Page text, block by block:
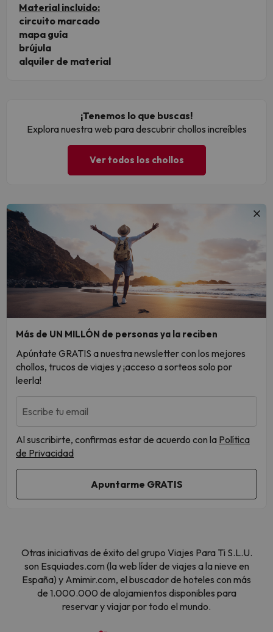
Material incluido:
circuito marcado
mapa guía
brújula
alquiler de material
¡Tenemos lo que buscas!
Explora nuestra web para descubrir chollos increíbles
Ver todos los chollos
Más de UN MILLÓN de personas ya la reciben
Apúntate GRATIS a nuestra newsletter con los mejores
chollos, trucos de viajes y ¡acceso a sorteos solo por
leerla!
Escribe tu email
Al suscribirte, confirmas estar de acuerdo con la Política
de Privacidad
Otras iniciativas de éxito del grupo Viajes Para Ti S.L.U.
son Esquiades.com (la web líder de viajes a la nieve en
España) y Amimir.com, el buscador de hoteles con más
de 1.000.000 de alojamientos disponibles para
reservar y viajar por todo el mundo.